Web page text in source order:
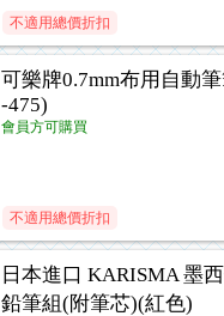
不適用總價折扣
可樂牌0.7mm布用自動
-475)
會員方可購買
不適用總價折扣
日本進口 KARISMA 墨
鉛筆組(附筆芯)(紅色)